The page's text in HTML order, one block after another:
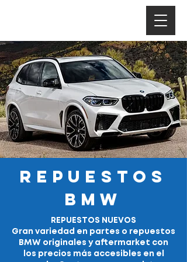
REPUESTOS
BMW
REPUESTOS NUEVOS
Gran variedad en partes o repuestos
BMW originales y aftermarket con
los precios más accesibles en el